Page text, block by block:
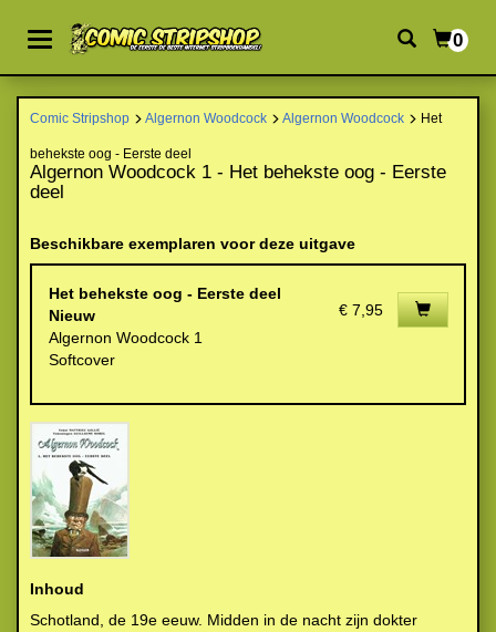
0
Comic Stripshop Algernon Woodcock Algernon Woodcock Het
behekste oog - Eerste deel
Algernon Woodcock 1 - Het behekste oog - Eerste
deel
Beschikbare exemplaren voor deze uitgave
Het behekste oog - Eerste deel
Nieuw
Algernon Woodcock 1
Softcover
€ 7,95
Inhoud
Schotland, de 19e eeuw. Midden in de nacht zijn dokter